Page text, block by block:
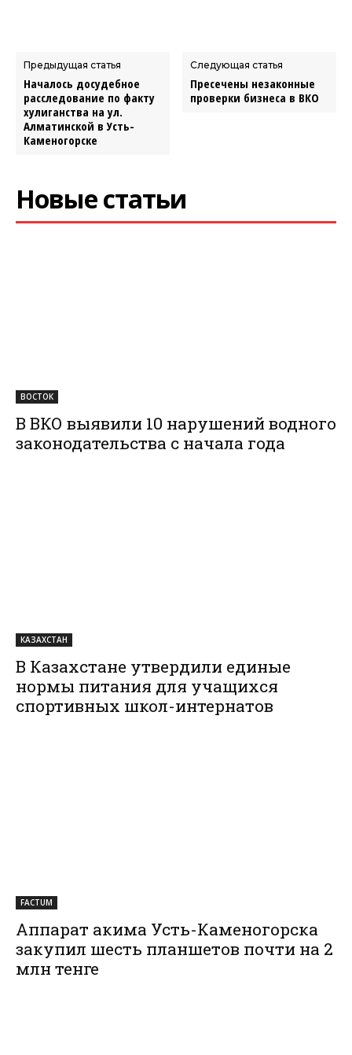
Предыдущая статья
Началось досудебное
расследование по факту
хулиганства на ул.
Алматинской в Усть-
Каменогорске
Следующая статья
Пресечены незаконные
проверки бизнеса в ВКО
Новые статьи
ВОСТОК
В ВКО выявили 10 нарушений водного
законодательства с начала года
КАЗАХСТАН
В Казахстане утвердили единые
нормы питания для учащихся
спортивных школ-интернатов
FACTUM
Аппарат акима Усть-Каменогорска
закупил шесть планшетов почти на 2
млн тенге